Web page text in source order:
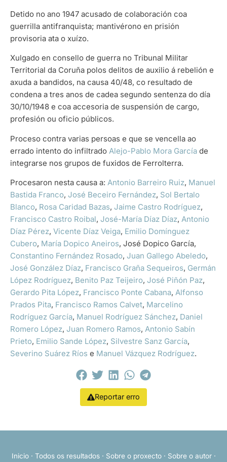
Detido no ano 1947 acusado de colaboración coa
guerrilla antifranquista; mantivérono en prisión
provisoria ata o xuízo.
Xulgado en consello de guerra no Tribunal Militar
Territorial da Coruña polos delitos de auxilio á rebelión e
axuda a bandidos, na causa 40/48, co resultado de
condena a tres anos de cadea segundo sentenza do día
30/10/1948 e coa accesoria de suspensión de cargo,
profesión ou oficio públicos.
Proceso contra varias persoas e que se vencella ao
errado intento do infiltrado Alejo-Pablo Mora García de
integrarse nos grupos de fuxidos de Ferrolterra.
Procesaron nesta causa a: Antonio Barreiro Ruiz, Manuel
Bastida Franco, José Beceiro Fernández, Sol Bertalo
Blanco, Rosa Caridad Bazas, Jaime Castro Rodríguez,
Francisco Castro Roibal, José-María Díaz Díaz, Antonio
Díaz Pérez, Vicente Díaz Veiga, Emilio Domínguez
Cubero, María Dopico Aneiros, José Dopico García,
Constantino Fernández Rosado, Juan Gallego Abeledo,
José González Díaz, Francisco Graña Sequeiros, Germán
López Rodríguez, Benito Paz Teijeiro, José Piñón Paz,
Gerardo Pita López, Francisco Ponte Cabana, Alfonso
Prados Pita, Francisco Ramos Calvet, Marcelino
Rodríguez García, Manuel Rodríguez Sánchez, Daniel
Romero López, Juan Romero Ramos, Antonio Sabín
Prieto, Emilio Sande López, Silvestre Sanz García,
Severino Suárez Ríos e Manuel Vázquez Rodríguez.
Reportar erro
Inicio· Todos os resultados· Sobre o proxecto· Sobre o autor·